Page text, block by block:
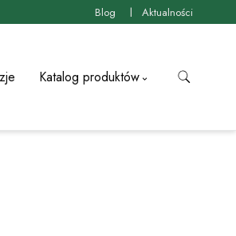
Blog Aktualności
Katalog produktów